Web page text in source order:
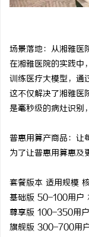
场景落地：从湘雅医
在湘雅医院的实践中
训练医疗大模型，通
这不仅解决了湘雅医
是毫秒级的病灶识别
普惠用算产商品：让
为了让普惠用算惠及
套餐版本 适用规模
基础版 50-100用户
尊享版 100-350用户
旗舰版 300-700用